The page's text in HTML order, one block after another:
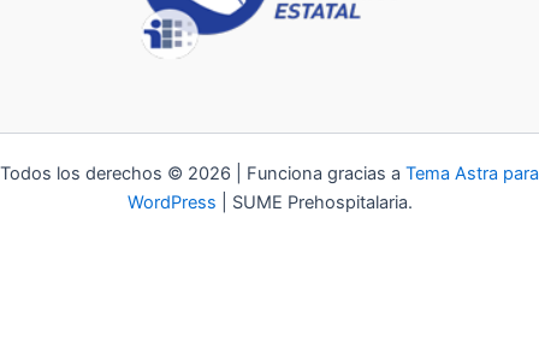
Todos los derechos © 2026 | Funciona gracias a Tema Astra para
WordPress | SUME Prehospitalaria.